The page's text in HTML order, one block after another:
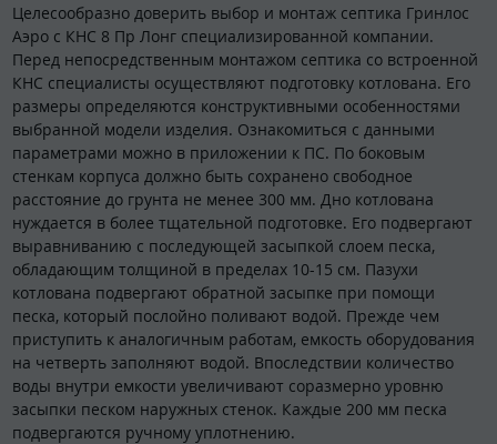
Целесообразно доверить выбор и монтаж септика Гринлос
Аэро с КНС 8 Пр Лонг специализированной компании.
Перед непосредственным монтажом септика со встроенной
КНС специалисты осуществляют подготовку котлована. Его
размеры определяются конструктивными особенностями
выбранной модели изделия. Ознакомиться с данными
параметрами можно в приложении к ПС. По боковым
стенкам корпуса должно быть сохранено свободное
расстояние до грунта не менее 300 мм. Дно котлована
нуждается в более тщательной подготовке. Его подвергают
выравниванию с последующей засыпкой слоем песка,
обладающим толщиной в пределах 10-15 см. Пазухи
котлована подвергают обратной засыпке при помощи
песка, который послойно поливают водой. Прежде чем
приступить к аналогичным работам, емкость оборудования
на четверть заполняют водой. Впоследствии количество
воды внутри емкости увеличивают соразмерно уровню
засыпки песком наружных стенок. Каждые 200 мм песка
подвергаются ручному уплотнению.